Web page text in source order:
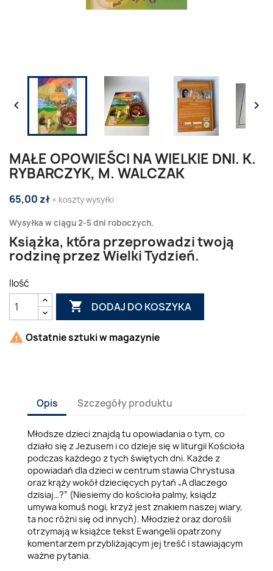
 
MAŁE OPOWIEŚCI NA WIELKIE DNI. K.
RYBARCZYK, M. WALCZAK
65,00 zł + koszty wysyłki
Wysyłka w ciągu 2-5 dni roboczych.
Książka, która przeprowadzi twoją
rodzinę przez Wielki Tydzień.
Ilość
 DODAJ DO KOSZYKA
 Ostatnie sztuki w magazynie
Opis Szczegóły produktu
Młodsze dzieci znajdą tu opowiadania o tym, co
działo się z Jezusem i co dzieje się w liturgii Kościoła
podczas każdego z tych świętych dni. Każde z
opowiadań dla dzieci w centrum stawia Chrystusa
oraz krąży wokół dziecięcych pytań „A dlaczego
dzisiaj…?” (Niesiemy do kościoła palmy, ksiądz
umywa komuś nogi, krzyż jest znakiem naszej wiary,
ta noc różni się od innych). Młodzież oraz dorośli
otrzymają w książce tekst Ewangelii opatrzony
komentarzem przybliżającym jej treść i stawiającym
ważne pytania.